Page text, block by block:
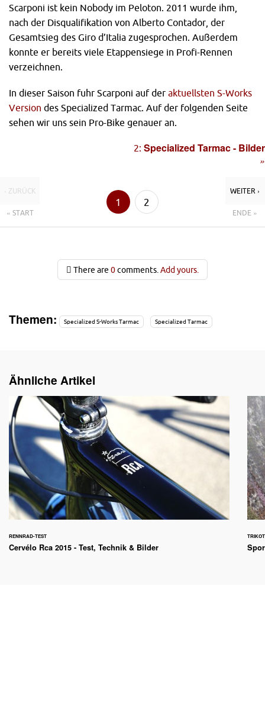
Scarponi ist kein Nobody im Peloton. 2011 wurde ihm,
nach der Disqualifikation von Alberto Contador, der
Gesamtsieg des Giro d’Italia zugesprochen. Außerdem
konnte er bereits viele Etappensiege in Profi-Rennen
verzeichnen.
In dieser Saison fuhr Scarponi auf der aktuellsten S-Works
Version des Specialized Tarmac. Auf der folgenden Seite
sehen wir uns sein Pro-Bike genauer an.
2: Specialized Tarmac - Bilder
»
‹ ZURÜCK
« START
1 2
WEITER ›
ENDE »
There are 0comments. Add yours.
Themen: Specialized S-Works Tarmac Specialized Tarmac
Ähnliche Artikel
RENNRAD-TEST
Cervélo Rca 2015 - Test, Technik & Bilder